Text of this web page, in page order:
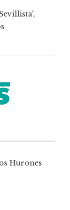
Hurones